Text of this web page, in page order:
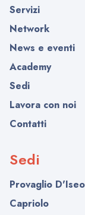
Servizi
Network
News e eventi
Academy
Sedi
Lavora con noi
Contatti
Sedi
Provaglio D'Iseo
Capriolo